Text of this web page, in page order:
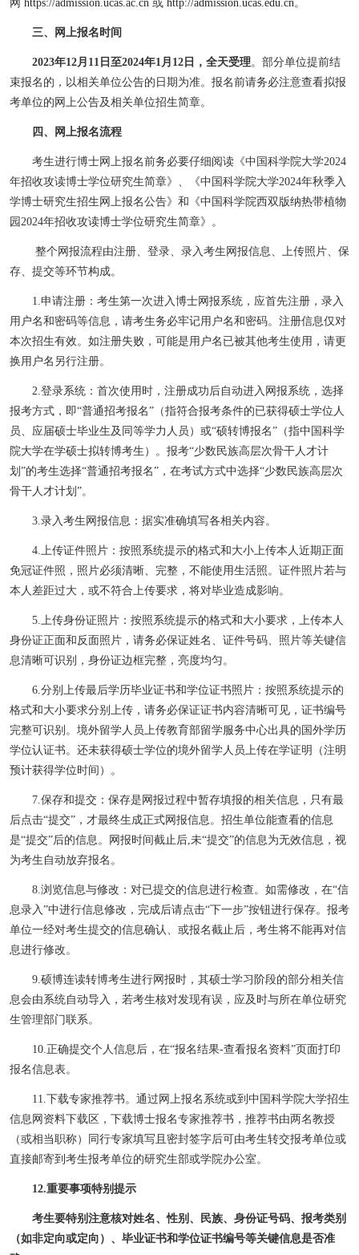
网 https://admission.ucas.ac.cn 或 http://admission.ucas.edu.cn。
三、网上报名时间
2023年12月 11 日至2024年1月 12 日，全天受理。部分单位提前结
束报名的，以相关单位公告的日期为准。报名前请务必注意查看拟报
考单位的网上公告及相关单位招生简章。
四、网上报名流程
考生进行博士网上报名前务必要仔细阅读《中国科学院大学2024
年招收攻读博士学位研究生简章》、《中国科学院大学2024年秋季入
学博士研究生招生网上报名公告》和
《中国科学院西双版纳热带植物
园2024年招收攻读博士学位研究生简章》 。
整个网报流程由注册、登录、录入考生网报信息、上传照片、保
存、提交等环节构成。
1.申请注册：考生第一次进入博士网报系统，应首先注册，录入
用户名和密码等信息，请考生务必牢记用户名和密码。注册信息仅对
本次招生有效。如注册失败，可能是用户名已被其他考生使用，请更
换用户名另行注册。
2.登录系统：首次使用时，注册成功后自动进入网报系统，选择
报考方式，即“普通招考报名” （指符合报考条件的已获得硕士学位人
员、应届硕士毕业生及同等学力人员） 或“硕转博报名” （指中国科学
院大学在学硕士拟转博考生） 。 报考“少数民族高层次骨干人才计
划”的考生选择“普通招考报名”，在考试方式中选择“少数民族高层次
骨干人才计划”。
3.录入考生网报信息：据实准确填写各相关内容。
4.上传证件照片：按照系统提示的格式和大小上传本人近期正面
免冠证件照，照片必须清晰、完整，不能使用生活照。证件照片若与
本人差距过大，或不符合上传要求，将对毕业造成影响。
5.上传身份证照片：按照系统提示的格式和大小要求，上传本人
身份证正面和反面照片，请务必保证姓名、证件号码、照片等关键信
息清晰可识别，身份证边框完整，亮度均匀。
6.分别上传最后学历毕业证书和学位证书照片：按照系统提示的
格式和大小要求分别上传，请务必保证证书内容清晰可见，证书编号
完整可识别。境外留学人员上传教育部留学服务中心出具的国外学历
学位认证书。还未获得硕士学位的境外留学人员上传在学证明（注明
预计获得学位时间）。
7.保存和提交：保存是网报过程中暂存填报的相关信息，只有最
后点击“提交” ，才最终生成正式网报信息。招生单位能查看的信息
是“提交”后的信息。网报时间截止后,未“提交”的信息为无效信息，视
为考生自动放弃报名。
8.浏览信息与修改：对已提交的信息进行检查。如需修改，在“信
息录入”中进行信息修改，完成后请点击“下一步”按钮进行保存。报考
单位一经对考生提交的信息确认、或报名截止后，考生将不能再对信
息进行修改。
9.硕博连读转博考生进行网报时，其硕士学习阶段的部分相关信
息会由系统自动导入，若考生核对发现有误，应及时与所在单位研究
生管理部门联系。
10.正确提交个人信息后，在“报名结果-查看报名资料”页面打印
报名信息表。
11.下载专家推荐书。 通过网上报名系统或到中国科学院大学招生
信息网资料下载区，下载博士报名专家推荐书，推荐书由两名教授
（或相当职称）同行专家填写且密封签字后可由考生转交报考单位或
直接邮寄到考生报考单位的研究生部或学院办公室。
12.重要事项特别提示
考生要特别注意核对姓名、性别、民族、身份证号码、报考类别
（如非定向或定向）、毕业证书和学位证书编号等关键信息是否准